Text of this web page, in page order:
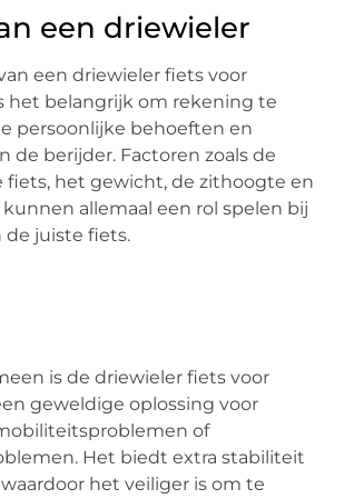
een driewieler
een driewieler fiets voor
het belangrijk om rekening te
persoonlijke behoeften en
de berijder. Factoren zoals de
fiets, het gewicht, de zithoogte en
allemaal een rol spelen bij
de juiste fiets.
is de driewieler fiets voor
geweldige oplossing voor
of
Het biedt extra stabiliteit
het veiliger is om te